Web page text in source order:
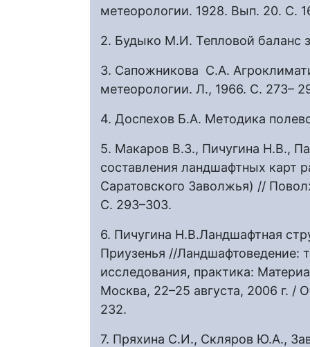
метеорологии. 1928. Вып. 20. С.
2. Будыко М.И. Тепловой баланс
3. Сапожникова С.А.
метеорологии. Л., 1966. С. 273–
4. Доспехов Б.А. Методика
5. Макаров В.З., Пичугина Н.В.,
составления ландшафтных карт
Саратовского Заволжья) //
С. 293–303.
6. Пичугина Н.В.Ландшафтная
Приузенья //Ландшафтоведение:
исследования, практика:
Москва, 22–25 августа, 2006 г.
232.
7. Пряхина С.И., Скляров Ю.А.,